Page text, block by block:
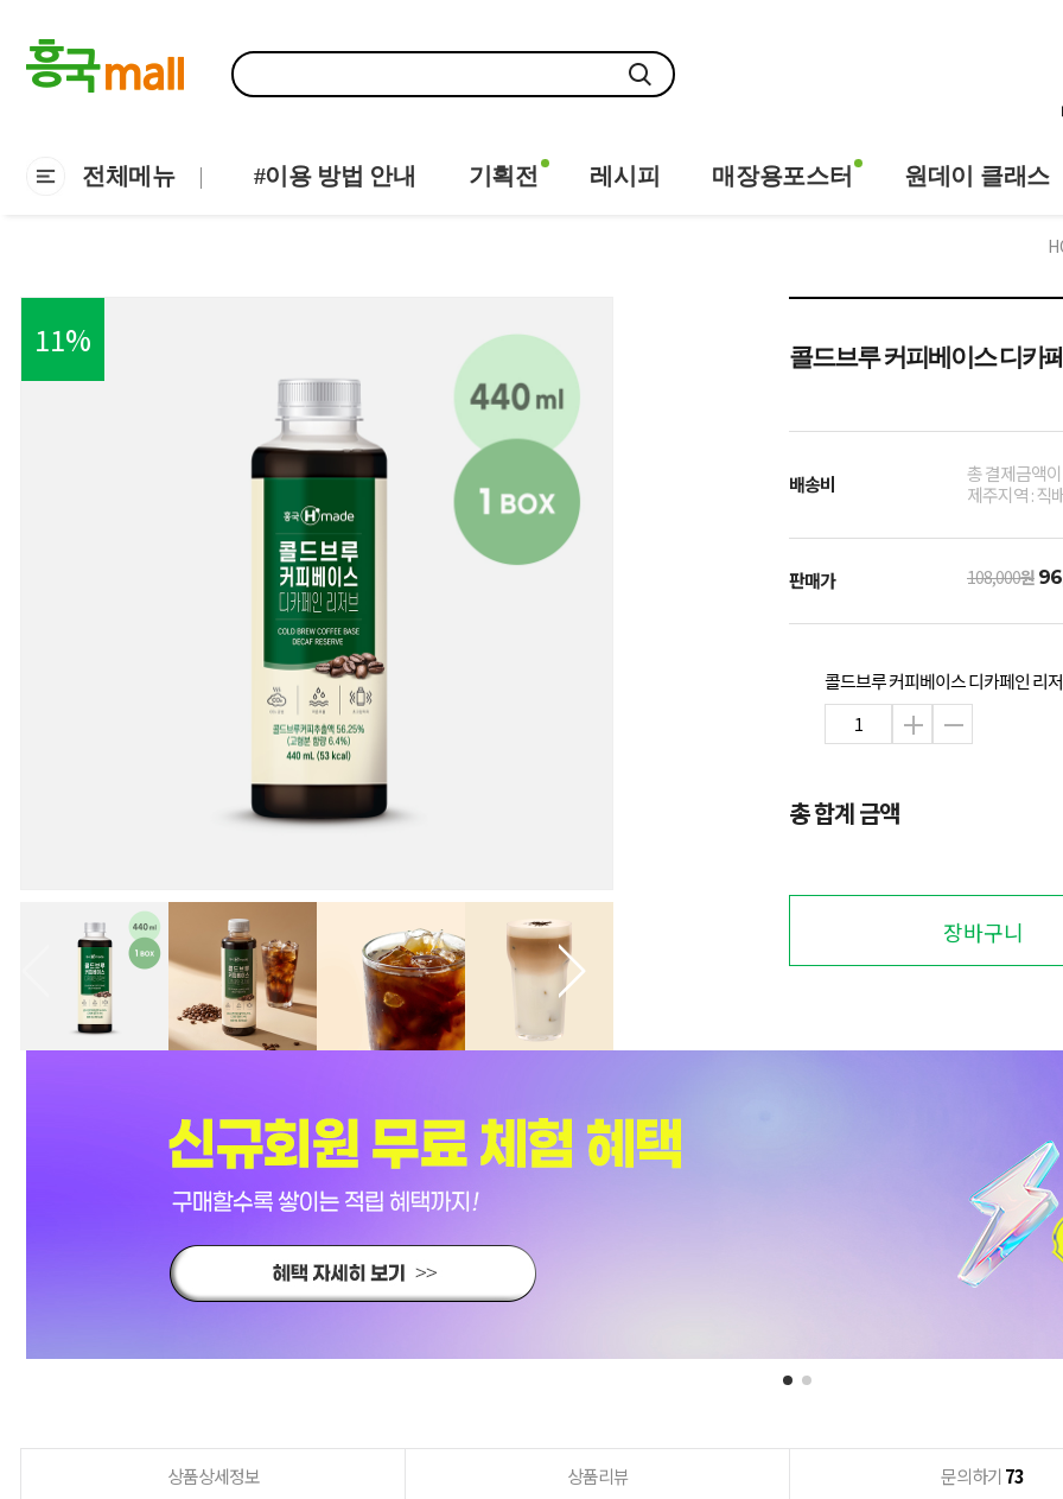
전체메뉴 #이용 방법 안내 기획전 레시피 매장용포스터 원데이 클래스
11% 콜드브루 커피베이스 디카
배송비
총 결제금액
제주지역 : 직
판매가 108,000원
콜드브루 커피베이스 디카페인 리
총 합계 금액
장바구니
상품상세정보 상품리뷰 문의하기 73